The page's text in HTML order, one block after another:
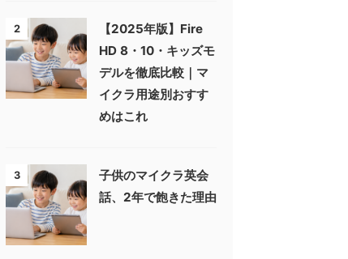
2
【2025年版】Fire
HD 8・10・キッズモ
デルを徹底比較｜マ
イクラ用途別おすす
めはこれ
3
子供のマイクラ英会
話、2年で飽きた理由